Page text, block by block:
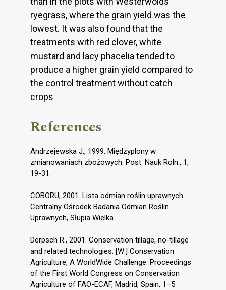
ryegrass, where the grain yield was the
lowest. It was also found that the
treatments with red clover, white
mustard and lacy phacelia tended to
produce a higher grain yield compared to
the control treatment without catch
crops
References
Andrzejewska J., 1999. Międzyplony w
zmianowaniach zbożowych. Post. Nauk Roln., 1,
19-31.
COBORU, 2001. Lista odmian roślin uprawnych.
Centralny Ośrodek Badania Odmian Roślin
Uprawnych, Słupia Wielka.
Derpsch R., 2001. Conservation tillage, no-tillage
and related technologies. [W:] Conservation
Agriculture, A WorldWide Challenge. Proceedings
of the First World Congress on Conservation
Agriculture of FAO-ECAF, Madrid, Spain, 1–5